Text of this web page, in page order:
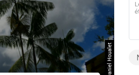
Daniel Houalet
06 juillet, Météo-France déploie une toute
de son bulletin de surveillance et de
de sargasses. Après une longue
technique et de tests, le bulletin
fait peau neuve pour offrir des
plus claires, plus précises et plus ancrées
du terrain. Que vous soyez un acteur
de la mer ou un citoyen, voici ce